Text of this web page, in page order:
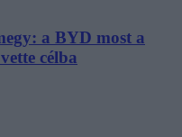
a BYD most a
célba